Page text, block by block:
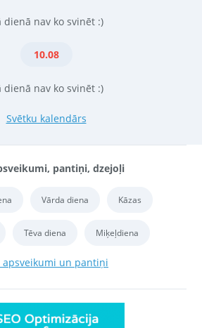
dienā nav ko svinēt :)
10.08
dienā nav ko svinēt :)
Svētku kalendārs
pantiņi, dzejoļi
Vārda diena Kāzas
Tēva diena Miķeļdiena
apsveikumi un pantiņi